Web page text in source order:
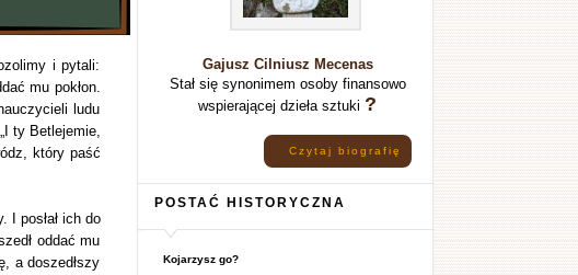
i pytali:
mu pokłon.
ludu
ty Betlejemie,
który paść
I posłał ich do
oddać mu
a doszedłszy
Gajusz Cilniusz Mecenas
Stał się synonimem osoby finansowo
wspierającej dzieła sztuki ?
Czytaj biografię
POSTAĆ HISTORYCZNA
Kojarzysz go?